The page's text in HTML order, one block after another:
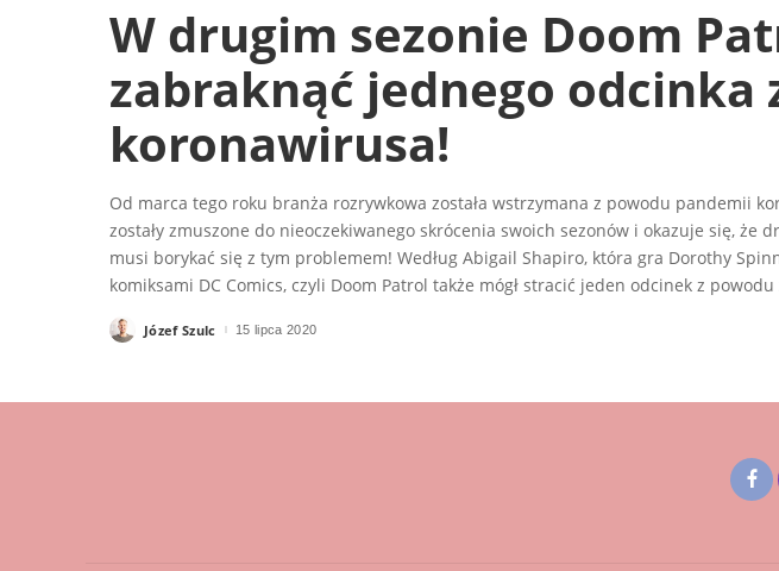
W drugim sezonie Doom
zabraknąć jednego odcinka
koronawirusa!
Od marca tego roku branża rozrywkowa została wstrzymana z powodu pandemii
zostały zmuszone do nieoczekiwanego skrócenia swoich sezonów i okazuje się, że
musi borykać się z tym problemem! Według Abigail Shapiro, która gra Dorothy
komiksami DC Comics, czyli Doom Patrol także mógł stracić jeden odcinek z
Posted
by
Józef Szulc 15 lipca 2020